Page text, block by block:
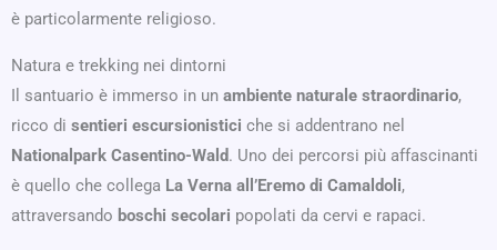
è particolarmente religioso.
Natura e trekking nei dintorni
Il santuario è immerso in un ambiente naturale straordinario,
ricco di sentieri escursionistici che si addentrano nel
Nationalpark Casentino-Wald. Uno dei percorsi più affascinanti
è quello che collega La Verna all’Eremo di Camaldoli,
attraversando boschi secolari popolati da cervi e rapaci.